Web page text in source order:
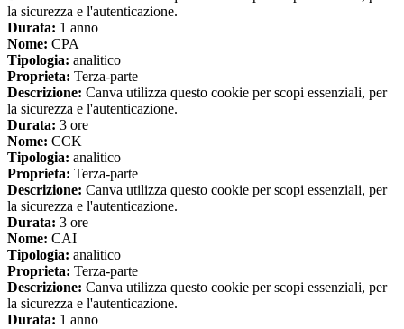
la sicurezza e l'autenticazione.
Durata: 1 anno
Nome: CPA
Tipologia: analitico
Proprieta: Terza-parte
Descrizione: Canva utilizza questo cookie per scopi essenziali, per
la sicurezza e l'autenticazione.
Durata: 3 ore
Nome: CCK
Tipologia: analitico
Proprieta: Terza-parte
Descrizione: Canva utilizza questo cookie per scopi essenziali, per
la sicurezza e l'autenticazione.
Durata: 3 ore
Nome: CAI
Tipologia: analitico
Proprieta: Terza-parte
Descrizione: Canva utilizza questo cookie per scopi essenziali, per
la sicurezza e l'autenticazione.
Durata: 1 anno